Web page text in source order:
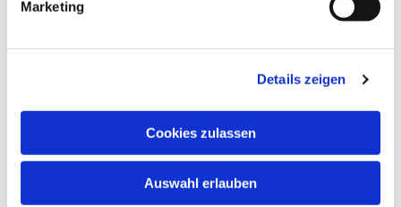
Marketing
Details zeigen
Cookies zulassen
Auswahl erlauben